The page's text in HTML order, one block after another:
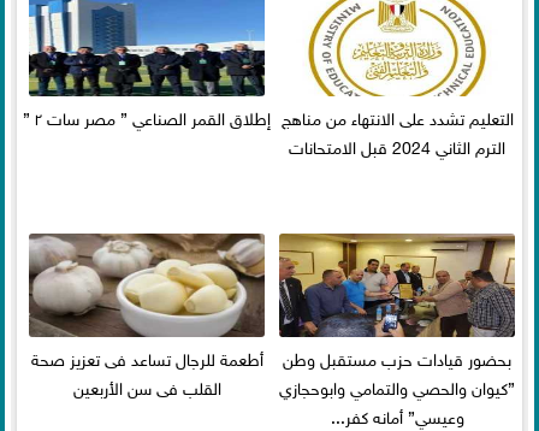
التعليم تشدد على الانتهاء من مناهج
الترم الثاني 2024 قبل الامتحانات
إطلاق القمر الصناعي ” مصر سات ٢ ”
بحضور قيادات حزب مستقبل وطن
”كيوان والحصي والتمامي وابوحجازي
وعيسي” أمانه كفر...
أطعمة للرجال تساعد فى تعزيز صحة
القلب فى سن الأربعين